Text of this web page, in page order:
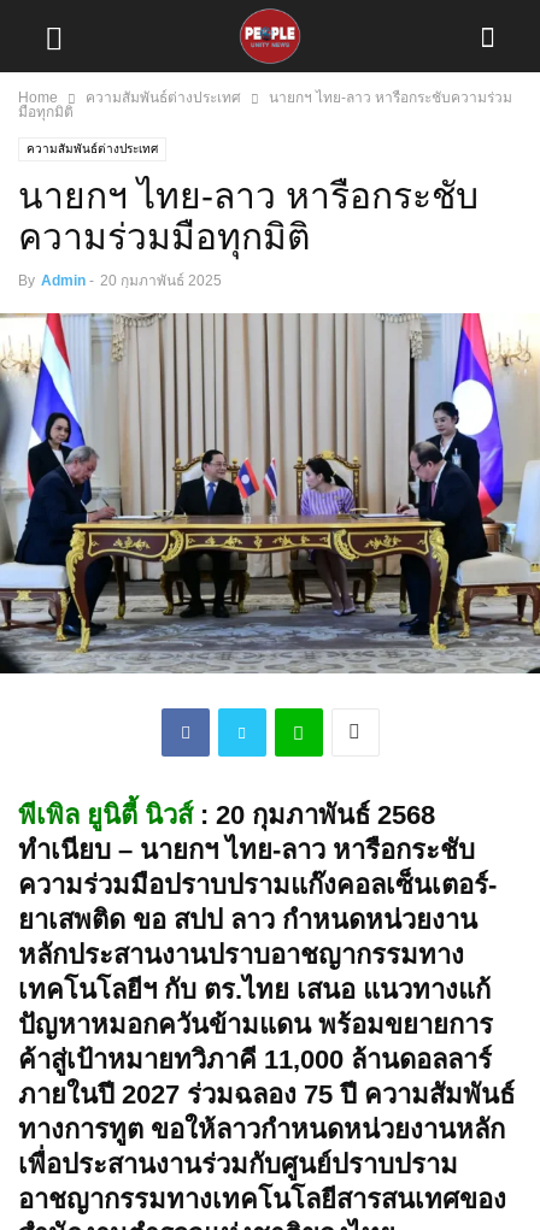
Home ความสัมพันธ์ต่างประเทศ
นายกฯ ไทย-ลาว หารือกระชับความร่วม
มือทุกมิติ
ความสัมพันธ์ต่างประเทศ
นายกฯ ไทย-ลาว หารือกระชับ
ความร่วมมือทุกมิติ
By Admin - 20 กุมภาพันธ์ 2025
พีเพิล ยูนิตี้ นิวส์: 20 กุมภาพันธ์ 2568
ทำเนียบ – นายกฯ ไทย-ลาว หารือกระชับ
ความร่วมมือปราบปรามแก๊งคอลเซ็นเตอร์-
ยาเสพติด ขอ สปป ลาว กำหนดหน่วยงาน
หลักประสานงานปราบอาชญากรรมทาง
เทคโนโลยีฯ กับ ตร.ไทย เสนอ แนวทางแก้
ปัญหาหมอกควันข้ามแดน พร้อมขยายการ
ค้าสู่เป้าหมายทวิภาคี 11,000 ล้านดอลลาร์
ภายในปี 2027 ร่วมฉลอง 75 ปี ความสัมพันธ์
ทางการทูต ขอให้ลาวกำหนดหน่วยงานหลัก
เพื่อประสานงานร่วมกับศูนย์ปราบปราม
อาชญากรรมทางเทคโนโลยีสารสนเทศของ